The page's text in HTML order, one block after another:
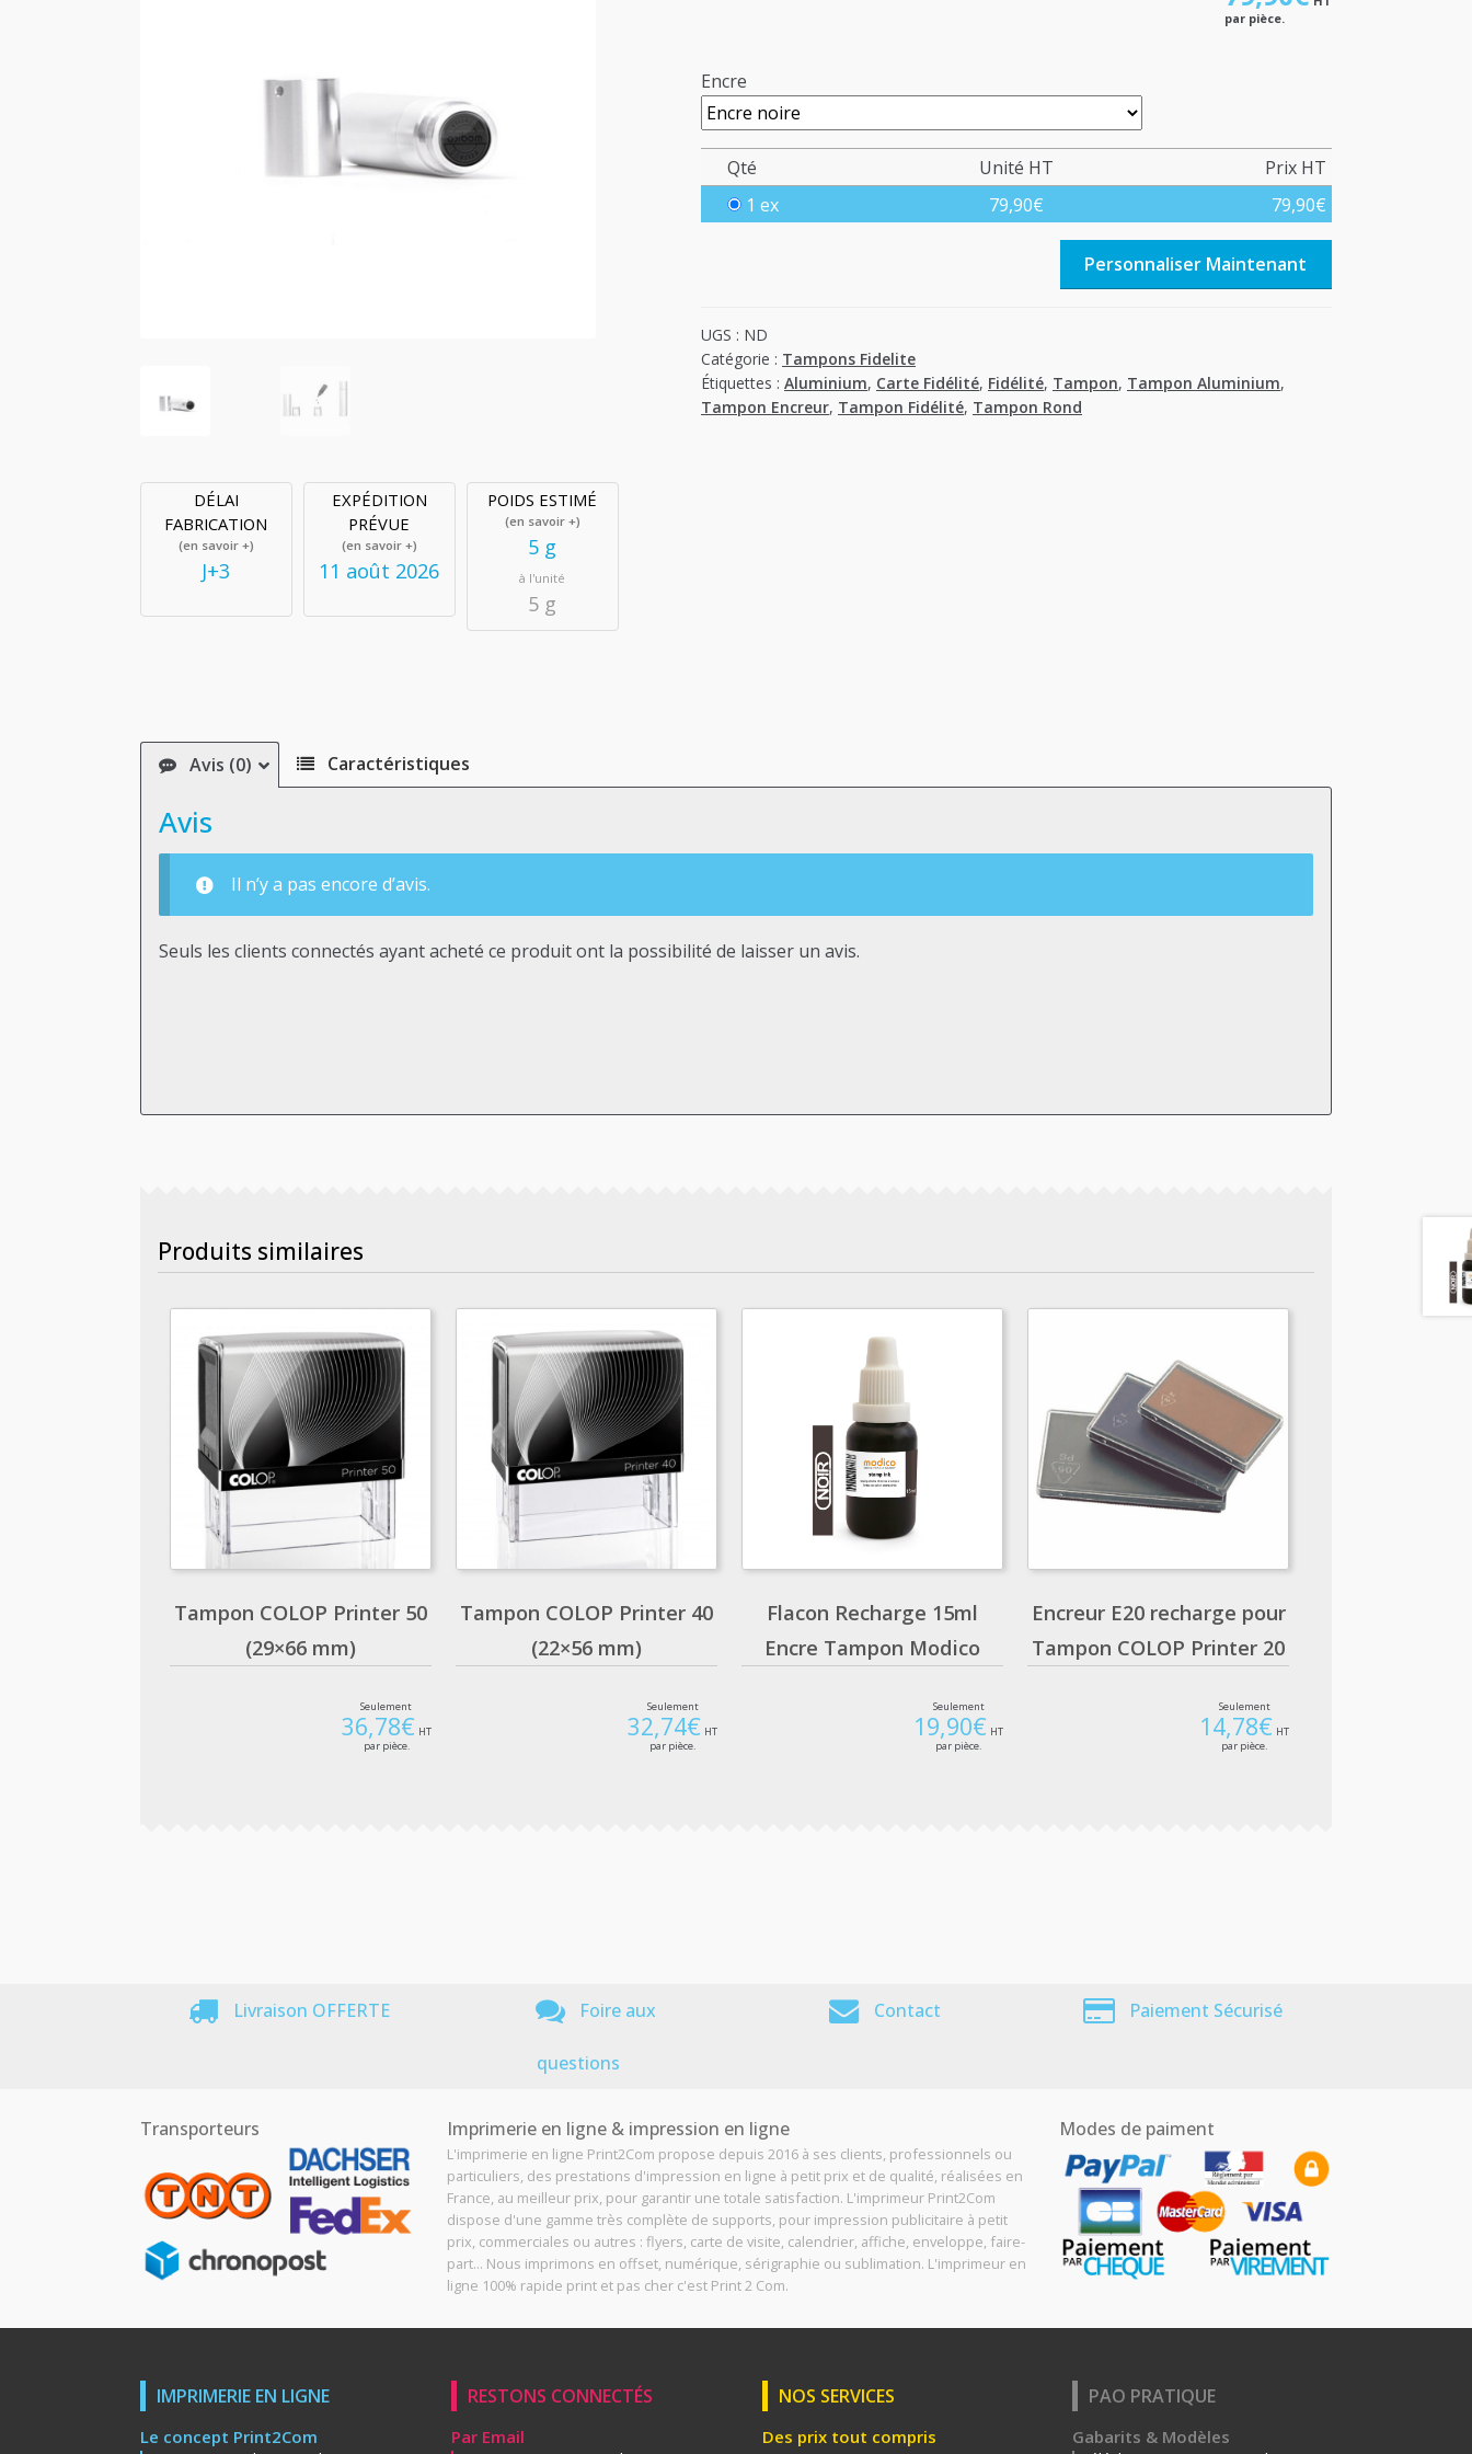
DÉLAI
FABRICATION
(en savoir +)
J+3
EXPÉDITION
PRÉVUE
(en savoir +)
11 août 2026
POIDS ESTIMÉ
(en savoir +)
5 g
à l'unité
5 g
par pièce.
Encre
Qté Unité HT
Prix HT
1 ex
79,90€ 79,90€
Personnaliser Maintenant
UGS : ND
Catégorie : Tampons Fidelite
Étiquettes : Aluminium, Carte Fidélité, Fidélité, Tampon, Tampon Aluminium,
Tampon Encreur, Tampon Fidélité, Tampon Rond
Avis (0) Caractéristiques
Avis
Il n’y a pas encore d’avis.
Seuls les clients connectés ayant acheté ce produit ont la possibilité de laisser un avis.
Produits similaires
Tampon COLOP Printer 50
(29×66 mm)
Seulement
36,78€ HT
par pièce.
Tampon COLOP Printer 40
(22×56 mm)
Seulement
32,74€ HT
par pièce.
Flacon Recharge 15ml
Encre Tampon Modico
Seulement
19,90€ HT
par pièce.
Encreur E20 recharge pour
Tampon COLOP Printer 20
Seulement
14,78€ HT
par pièce.
Livraison OFFERTE Foire aux
questions
Contact Paiement Sécurisé
Transporteurs Imprimerie en ligne & impression en ligne
L'imprimerie en ligne Print2Com propose depuis 2016 à ses clients, professionnels ou
particuliers, des prestations d'impression en ligne à petit prix et de qualité, réalisées en
France, au meilleur prix, pour garantir une totale satisfaction. L'imprimeur Print2Com
dispose d'une gamme très complète de supports, pour impression publicitaire à petit
prix, commerciales ou autres : flyers, carte de visite, calendrier, affiche, enveloppe, faire-
part... Nous imprimons en offset, numérique, sérigraphie ou sublimation. L'imprimeur en
ligne 100% rapide print et pas cher c'est Print 2 Com.
Modes de paiment
IMPRIMERIE EN LIGNE
Le concept Print2Com
RESTONS CONNECTÉS
Par Email
NOS SERVICES
Des prix tout compris
PAO PRATIQUE
Gabarits & Modèles